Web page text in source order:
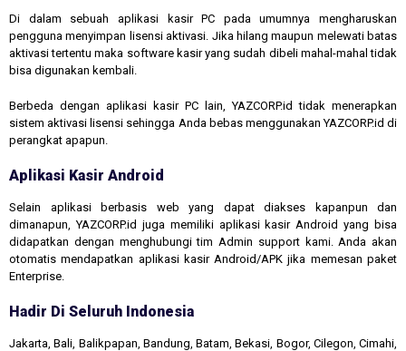
Di dalam sebuah aplikasi kasir PC pada umumnya mengharuskan
pengguna menyimpan lisensi aktivasi. Jika hilang maupun melewati batas
aktivasi tertentu maka software kasir yang sudah dibeli mahal-mahal tidak
bisa digunakan kembali.
Berbeda dengan aplikasi kasir PC lain, YAZCORP.id tidak menerapkan
sistem aktivasi lisensi sehingga Anda bebas menggunakan YAZCORP.id di
perangkat apapun.
Aplikasi Kasir Android
Selain aplikasi berbasis web yang dapat diakses kapanpun dan
dimanapun, YAZCORP.id juga memiliki aplikasi kasir Android yang bisa
didapatkan dengan menghubungi tim Admin support kami. Anda akan
otomatis mendapatkan aplikasi kasir Android/APK jika memesan paket
Enterprise.
Hadir Di Seluruh Indonesia
Jakarta, Bali, Balikpapan, Bandung, Batam, Bekasi, Bogor, Cilegon, Cimahi,